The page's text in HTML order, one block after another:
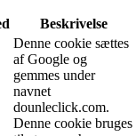
Beskrivelse
Denne cookie sættes
af Google og
gemmes under
navnet
dounleclick.com.
Denne cookie bruges